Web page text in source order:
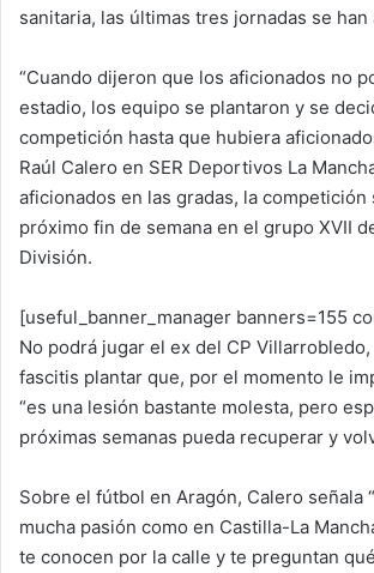
sanitaria, las últimas tres jornadas se han
“Cuando dijeron que los aficionados no
estadio, los equipo se plantaron y se
competición hasta que hubiera
Raúl Calero en SER Deportivos La
aficionados en las gradas, la competición
próximo fin de semana en el grupo XVII
División.
[useful_banner_manager banners=155
No podrá jugar el ex del CP
fascitis plantar que, por el momento le
“es una lesión bastante molesta, pero
próximas semanas pueda recuperar y
Sobre el fútbol en Aragón, Calero señala
mucha pasión como en Castilla-La
te conocen por la calle y te preguntan